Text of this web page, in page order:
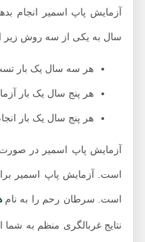
سال به یکی از سه روش زیر
هر سه سال یک بار تست
هر پنج سال یک بار آزمایش HPV
هر پنج سال یک بار انجام
است. آزمایش پاپ اسمیر برای
است. سرطان رحم را به نام
نتایج غربالگری منظم به شما این